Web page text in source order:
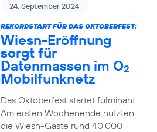
24. September 2024
REKORDSTART FÜR DAS OKTOBERFEST:
Wiesn-Eröffnung
sorgt für
Datenmassen im O2
Mobilfunknetz
Das Oktoberfest startet fulminant:
Am ersten Wochenende nutzten
die Wiesn-Gäste rund 40.000